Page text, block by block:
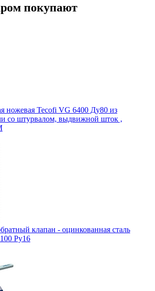
покупают
ножевая Tecofi VG 6400 Ду80 из
со штурвалом, выдвижной шток ,
клапан - оцинкованная сталь
Ру16